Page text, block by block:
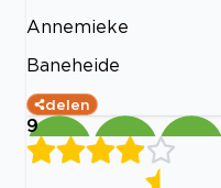
Annemieke
Baneheide
delen
9